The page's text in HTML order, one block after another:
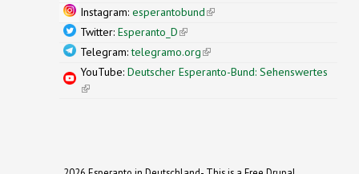
Instagram: esperantobund(link is external)
Twitter: Esperanto_D(link is external)
Telegram:telegramo.org(link is external)
YouTube: Deutscher Esperanto-Bund: Sehenswertes
(link is external)